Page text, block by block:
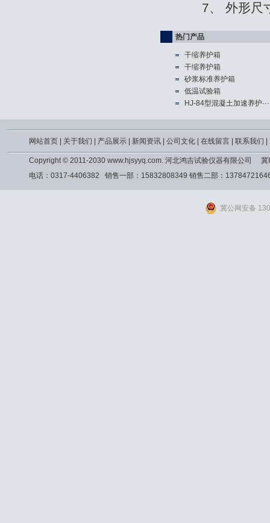
7、 外形尺寸
热门产品
干缩养护箱
干缩养护箱
砂浆标准养护箱
低温试验箱
HJ-84型混凝土加速养护···
网站首页| 关于我们 产品展示| 新闻资讯| 公司文化| 在线留言| 联系我们
Copyright © 2011-2030 www.hjsyyq.com. 河北鸿吉试验仪器有限公司
冀
电话：0317-4406382 销售一部：15832808349 销售二部：
冀公网安备